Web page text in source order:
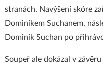
stranách. Navýšení skóre
Dominikem Suchanem,
Dominik Suchan po
Soupeř ale dokázal v